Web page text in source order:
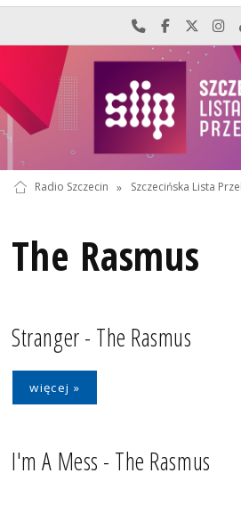
Najlepiej po
Odwiedź
Radio Szczecin » Szczecińska Lista
The Rasmus
Stranger - The Rasmus
więcej »
I'm A Mess - The Rasmus